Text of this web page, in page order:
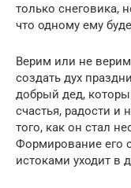
только снеговика,
что одному ему
Верим или не
создать дух
добрый дед,
счастья, радости и
того, как он стал
Формирование его
истоками уходит в